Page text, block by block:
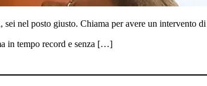
nel posto giusto. Chiama per avere un intervento
in tempo record e senza […]